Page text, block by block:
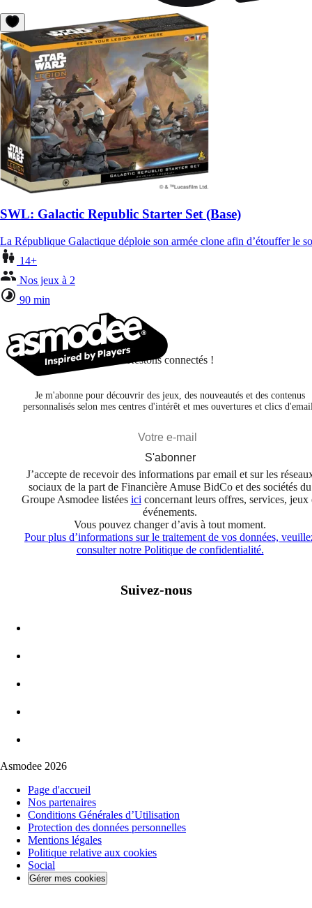
SWL: Galactic Republic Starter Set (Base)
La République Galactique déploie son armée clone afin d’étouffer le
14+
Nos jeux à 2
90 min
Restons connectés !
Je m'abonne pour découvrir des jeux, des nouveautés et des contenus
personnalisés selon mes centres d'intérêt et mes ouvertures et clics
S'abonner
J’accepte de recevoir des informations par email et sur les
sociaux de la part de Financière Amuse BidCo et des sociétés du
Groupe Asmodee listées ici concernant leurs offres, services, jeux
événements.
Vous pouvez changer d’avis à tout moment.
Pour plus d’informations sur le traitement de vos données,
consulter notre Politique de confidentialité.
Suivez-nous
Asmodee 2026
Page d'accueil
Nos partenaires
Conditions Générales d’Utilisation
Protection des données personnelles
Mentions légales
Politique relative aux cookies
Social
Gérer mes cookies